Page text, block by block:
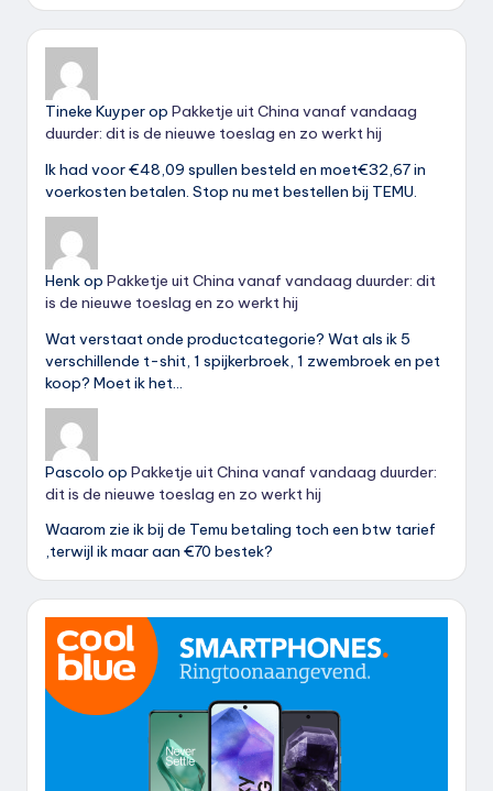
Tineke Kuyperop Pakketje uit China vanaf vandaag
duurder: dit is de nieuwe toeslag en zo werkt hij
Ik had voor €48,09 spullen besteld en moet€32,67 in
voerkosten betalen. Stop nu met bestellen bij TEMU.
Henkop Pakketje uit China vanaf vandaag duurder: dit
is de nieuwe toeslag en zo werkt hij
Wat verstaat onde productcategorie? Wat als ik 5
verschillende t-shit, 1 spijkerbroek, 1 zwembroek en pet
koop? Moet ik het…
Pascolo op Pakketje uit China vanaf vandaag duurder:
dit is de nieuwe toeslag en zo werkt hij
Waarom zie ik bij de Temu betaling toch een btw tarief
,terwijl ik maar aan €70 bestek?